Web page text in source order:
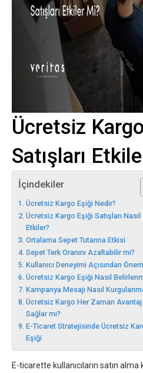
Ücretsiz
Satışları
İçindekiler
Ücretsiz Kargo Eşiği Nedir?
Ücretsiz Kargo Eşiği Satışları Nasıl
Etkiler?
Ortalama Sepet Tutarına Etkisi
Sepet Terk Oranını Azaltabilir mi?
Kullanıcı Deneyimi Açısından
Ücretsiz Kargo Eşiği Nasıl
Kampanya Mesajı Nasıl
Ücretsiz Kargo Her Zaman Avantaj
Sağlar mı?
E-Ticaret Stratejisinde Ücretsiz
Eşiği
E-ticarette kullanıcıların satın